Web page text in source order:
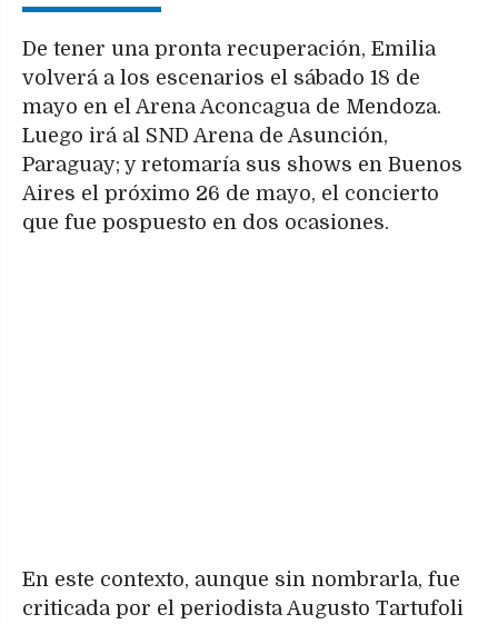
De tener una pronta recuperación, Emilia
volverá a los escenarios el sábado 18 de
mayo en el Arena Aconcagua de Mendoza.
Luego irá al SND Arena de Asunción,
Paraguay; y retomaría sus shows en Buenos
Aires el próximo 26 de mayo, el concierto
que fue pospuesto en dos ocasiones.
En este contexto, aunque sin nombrarla, fue
criticada por el periodista Augusto Tartufoli